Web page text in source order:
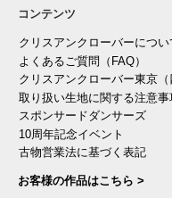
コンテンツ
クリスアンクローバーについ
よくあるご質問（FAQ）
クリスアンクローバー東京
取り扱い生地に関する注意事
スポンサードダンサーズ
10周年記念イベント
古物営業法に基づく表記
お客様の作品はこちら >